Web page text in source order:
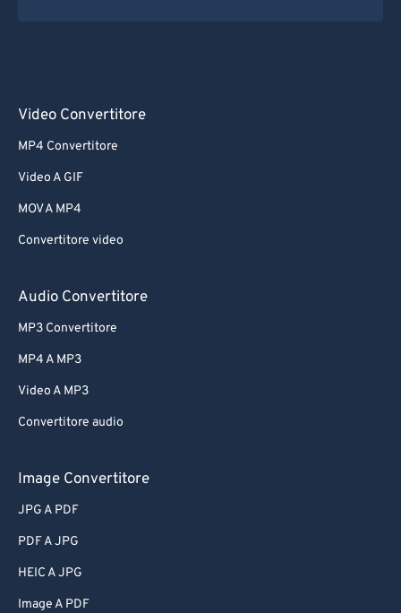
Video Convertitore
MP4 Convertitore
Video A GIF
MOV A MP4
Convertitore video
Audio Convertitore
MP3 Convertitore
MP4 A MP3
Video A MP3
Convertitore audio
Image Convertitore
JPG A PDF
PDF A JPG
HEIC A JPG
Image A PDF